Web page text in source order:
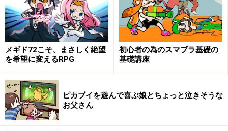
為のモデムが標準装備されていたということでした。今
でこそ、携帯ゲーム機ですらオンラインに接続できるの
は当たり前ですが、当時はコンシューマーゲームユーザ
ーのほとんどがオンラインゲーム未体験という時代でし
た。
もちろん家庭に光回線なんてありません。それどころ
か、ADSLもないんです。オンラインに接続すると、1分
いくらで回線使用料がかかって、普通に遊ぶと大変な金
メギド72こそ、まさしく絶望
を希望に変えるRPG
初心者の為のスマブラ基礎の
基礎講座
ピカブイを遊んで喜ぶ娘とちょっと泣きそうな
お父さん